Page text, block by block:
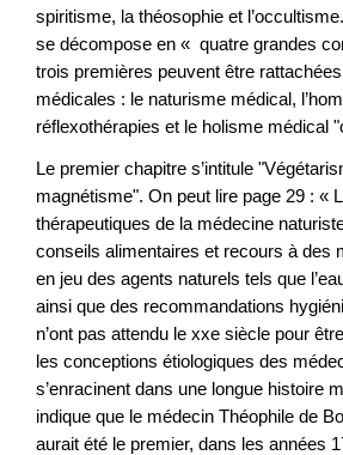
spiritisme, la théosophie et
se décompose en « quatre grandes
trois premières peuvent être
médicales : le naturisme médical,
réflexothérapies et le holisme médical
Le premier chapitre s’intitule
magnétisme". On peut lire page 29 : «
thérapeutiques de la médecine
conseils alimentaires et recours à des
en jeu des agents naturels tels que
ainsi que des recommandations
n’ont pas attendu le xxe siècle pour
les conceptions étiologiques des
s’enracinent dans une longue histoire
indique que le médecin Théophile de
aurait été le premier, dans les années